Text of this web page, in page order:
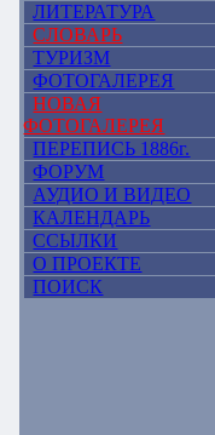
ЛИТЕРАТУРА
СЛОВАРЬ
ТУРИЗМ
ФОТОГАЛЕРЕЯ
НОВАЯ
ФОТОГАЛЕРЕЯ
ПЕРЕПИСЬ 1886г.
ФОРУМ
АУДИО И ВИДЕО
КАЛЕНДАРЬ
ССЫЛКИ
О ПРОЕКТЕ
ПОИСК